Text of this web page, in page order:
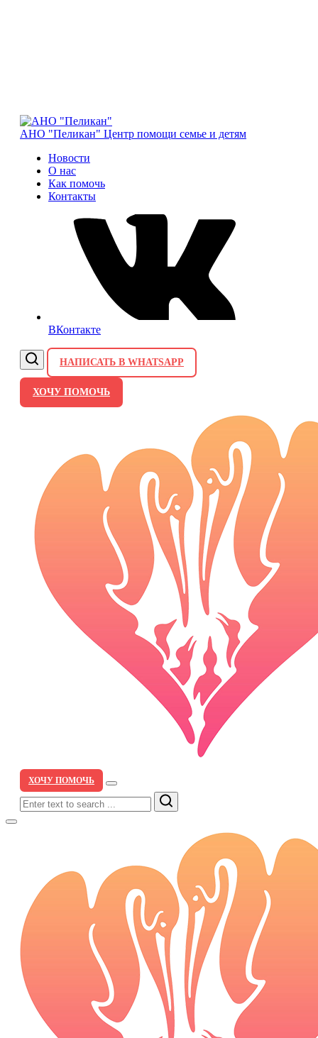
АНО "Пеликан" Центр помощи семье и детям
Новости
О нас
Как помочь
Контакты
ВКонтакте
НАПИСАТЬ В WHATSAPP
ХОЧУ ПОМОЧЬ
ХОЧУ ПОМОЧЬ
Search